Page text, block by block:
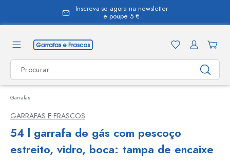
Inscreva-se agora na newsletter
e poupe 5 €
Garrafas
GARRAFAS E FRASCOS
54 l garrafa de gás com pescoço
estreito, vidro, boca: tampa de encaixe